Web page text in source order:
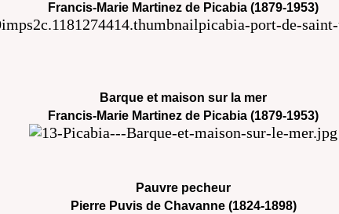
Francis-Marie Martinez de Picabia (1879-1953)
Barque et maison sur la mer
Francis-Marie Martinez de Picabia (1879-1953)
Pauvre pecheur
Pierre Puvis de Chavanne (1824-1898)